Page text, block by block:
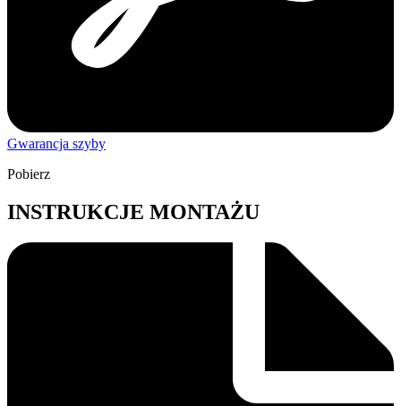
Gwarancja szyby
Pobierz
INSTRUKCJE MONTAŻU